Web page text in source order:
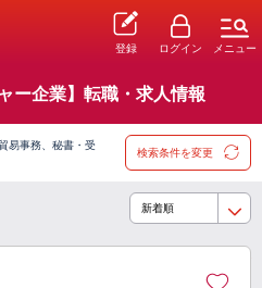
登録 ログイン メニュー
ー企業】転職・求人情報
易事務、秘書・受
検索条件を変更